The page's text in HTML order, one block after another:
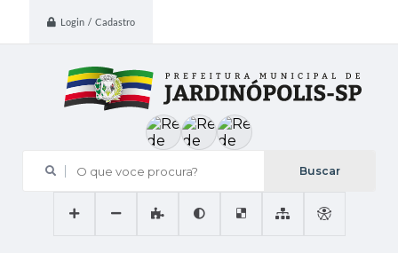
Login / Cadastro
O que voce procura?